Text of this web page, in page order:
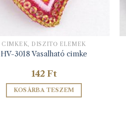
CIMKÉK, DÍSZÍTŐ ELEMEK
HV-3018 Vasalható cimke
142 Ft
KOSÁRBA TESZEM